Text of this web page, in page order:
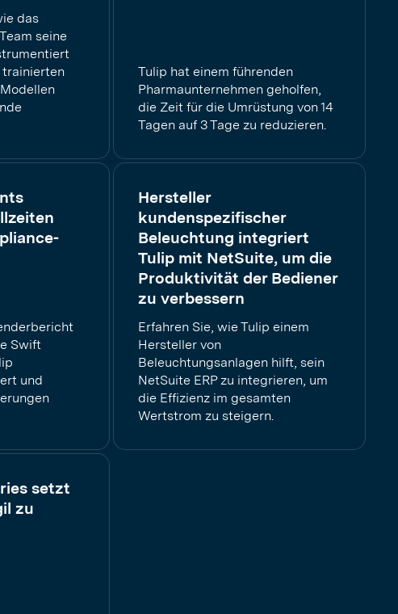
das
seine
trainierten
Tulip hat einem führenden
Pharmaunternehmen geholfen,
die Zeit für die Umrüstung von 14
Tagen auf 3 Tage zu reduzieren.
Swift
und
Hersteller
kundenspezifischer
Beleuchtung integriert
Tulip mit NetSuite, um die
Produktivität der Bediener
zu verbessern
Erfahren Sie, wie Tulip einem
Hersteller von
Beleuchtungsanlagen hilft, sein
NetSuite ERP zu integrieren, um
die Effizienz im gesamten
Wertstrom zu steigern.
setzt
zu